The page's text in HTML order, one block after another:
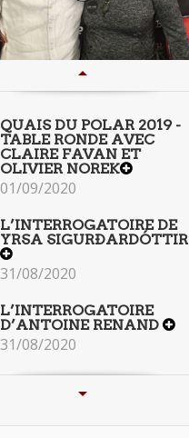
QUAIS DU POLAR 2019 -
TABLE RONDE AVEC
CLAIRE FAVAN ET
OLIVIER NOREK
01/09/2020
L’INTERROGATOIRE DE
YRSA SIGURÐARDÓTTIR
31/08/2020
L’INTERROGATOIRE
D’ANTOINE RENAND
31/08/2020